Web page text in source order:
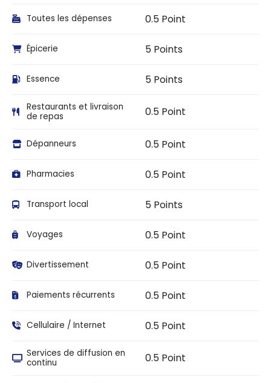
Toutes les dépenses 0.5 Point
Épicerie 5 Points
Essence 5 Points
Restaurants et livraison
de repas
0.5 Point
Dépanneurs 0.5 Point
Pharmacies 0.5 Point
Transport local 5 Points
Voyages 0.5 Point
Divertissement 0.5 Point
Paiements récurrents 0.5 Point
Cellulaire / Internet 0.5 Point
Services de diffusion en
continu
0.5 Point